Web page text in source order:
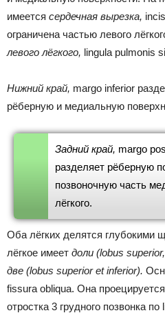
имеется сердечная вырезка,
ограничена частью левого
левого лёгкого, lingula pulmonis
Нижний край, margo inferior
рёберную и медиальную
Задний край, margo
разделяет рёберную
позвоночную часть
лёгкого.
Оба лёгких делятся глубокими
лёгкое имеет доли (lobus
две (lobus superior et inferior).
fissura obliqua. Она
отростка 3 грудного позвонка